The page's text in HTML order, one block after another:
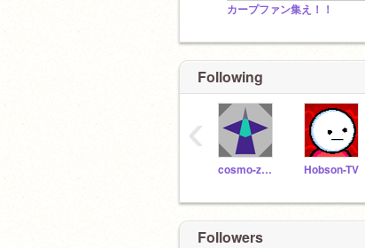
カープファン集え！！
Following
cosmo-zero Hobson-TV
‹
Followers